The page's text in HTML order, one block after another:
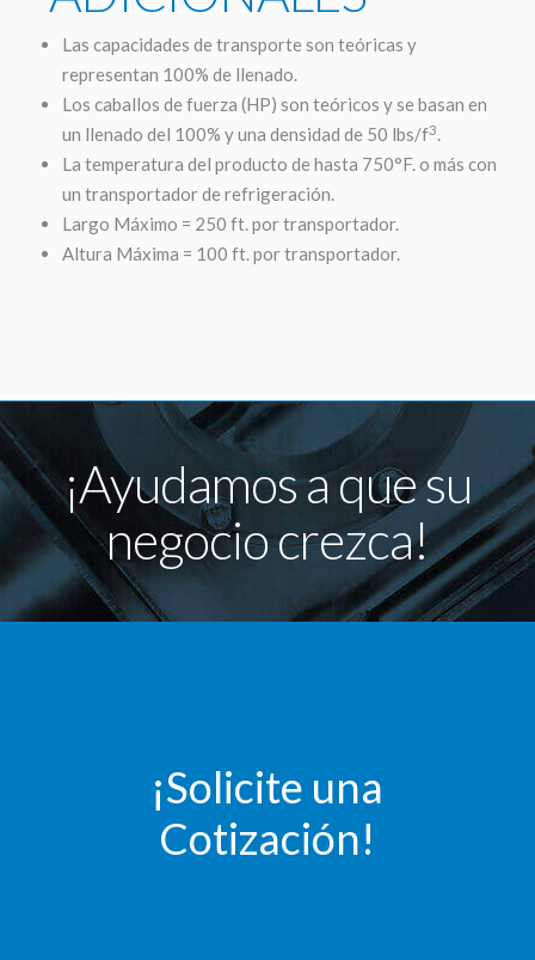
Las capacidades de transporte son teóricas y
representan 100% de llenado.
Los caballos de fuerza (HP) son teóricos y se basan en
un llenado del 100% y una densidad de 50 lbs/f3.
La temperatura del producto de hasta 750°F. o más con
un transportador de refrigeración.
Largo Máximo = 250 ft. por transportador.
Altura Máxima = 100 ft. por transportador.
¡Ayudamos a que su
negocio crezca!
¡Solicite una
Cotización!